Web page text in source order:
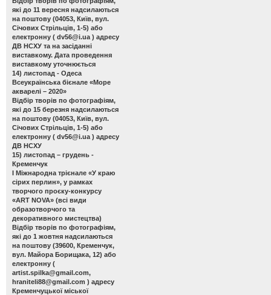
які до 11 вересня надсилаються
на поштову (04053, Київ, вул.
Січових Стрільців, 1-5) або
електронну ( dv56@i.ua ) адресу
ДВ НСХУ та на засіданні
виставкому. Дата проведення
виставкому уточнюється
14) листопад - Одеса
Всеукраїнська бієнале «Море
акварелі – 2020»
Відбір творів по фотографіям,
які до 15 березня надсилаються
на поштову (04053, Київ, вул.
Січових Стрільців, 1-5) або
електронну ( dv56@i.ua ) адресу
ДВ НСХУ
15) листопад – грудень -
Кременчук
І Міжнародна трієнале «У краю
сірих перлин», у рамках
творчого проєку-конкурсу
«ART NOVA» (всі види
образотворчого та
декоративного мистецтва)
Відбір творів по фотографіям,
які до 1 жовтня надсилаються
на поштову (39600, Кременчук,
вул. Майора Борищака, 12) або
електронну (
artist.spilka@gmail.com,
hraniteli88@gmail.com ) адресу
Кременчуцької міської